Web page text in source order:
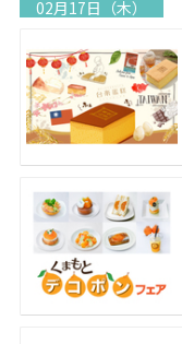
02月17日（木）